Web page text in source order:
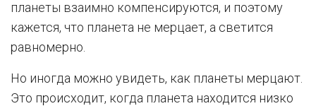
планеты взаимно компенсируются, и поэтому
кажется, что планета не мерцает, а светится
равномерно.
Но иногда можно увидеть, как планеты мерцают.
Это происходит, когда планета находится низко